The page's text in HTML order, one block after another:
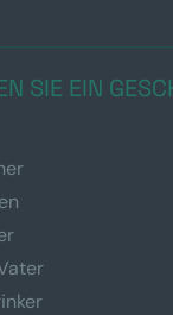
SIE EIN